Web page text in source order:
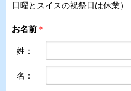
日曜とスイスの祝祭日は休業）
お名前 ＊
姓：
名：